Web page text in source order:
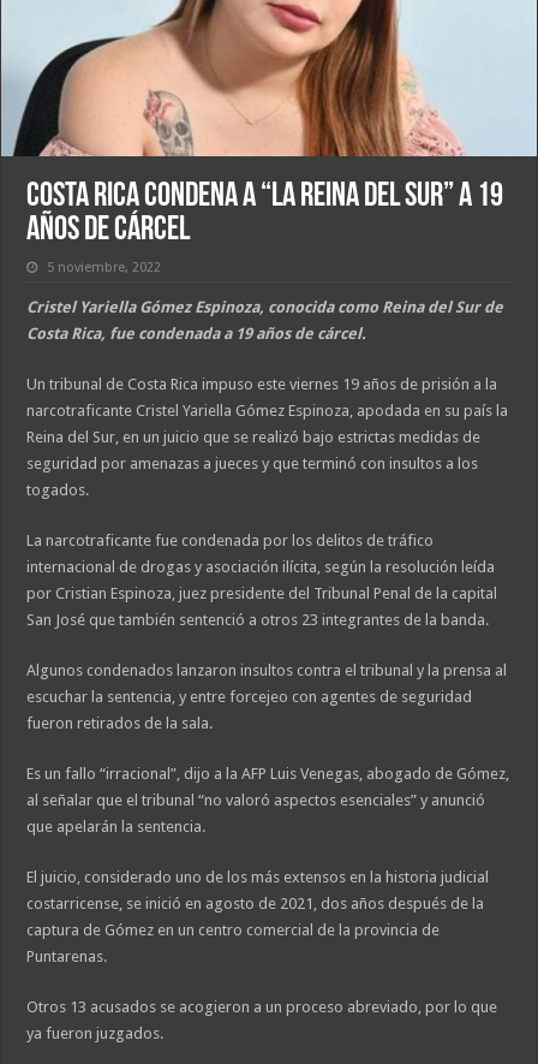
Costa Rica condena a “La Reina del Sur” a 19
años de cárcel
5 noviembre, 2022
Cristel Yariella Gómez Espinoza, conocida como Reina del Sur de
Costa Rica, fue condenada a 19 años de cárcel.
Un tribunal de Costa Rica impuso este viernes 19 años de prisión a la
narcotraficante Cristel Yariella Gómez Espinoza, apodada en su país la
Reina del Sur, en un juicio que se realizó bajo estrictas medidas de
seguridad por amenazas a jueces y que terminó con insultos a los
togados.
La narcotraficante fue condenada por los delitos de tráfico
internacional de drogas y asociación ilícita, según la resolución leída
por Cristian Espinoza, juez presidente del Tribunal Penal de la capital
San José que también sentenció a otros 23 integrantes de la banda.
Algunos condenados lanzaron insultos contra el tribunal y la prensa al
escuchar la sentencia, y entre forcejeo con agentes de seguridad
fueron retirados de la sala.
Es un fallo “irracional”, dijo a la AFP Luis Venegas, abogado de Gómez,
al señalar que el tribunal “no valoró aspectos esenciales” y anunció
que apelarán la sentencia.
El juicio, considerado uno de los más extensos en la historia judicial
costarricense, se inició en agosto de 2021, dos años después de la
captura de Gómez en un centro comercial de la provincia de
Puntarenas.
Otros 13 acusados se acogieron a un proceso abreviado, por lo que
ya fueron juzgados.